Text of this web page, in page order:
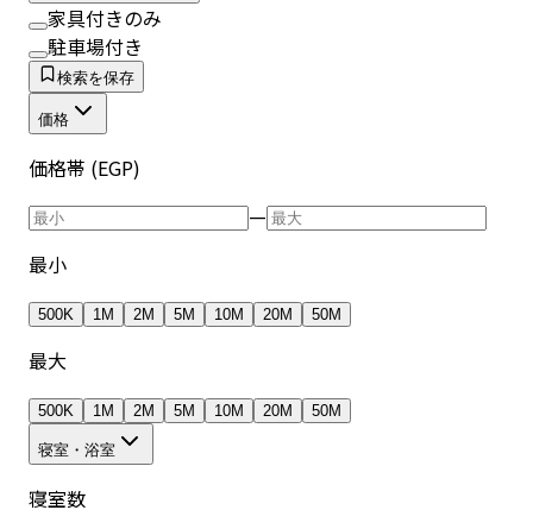
家具付きのみ
駐車場付き
検索を保存
価格
価格帯 (EGP)
—
最小
500K 1M 2M 5M 10M 20M 50M
最大
500K 1M 2M 5M 10M 20M 50M
寝室・浴室
寝室数